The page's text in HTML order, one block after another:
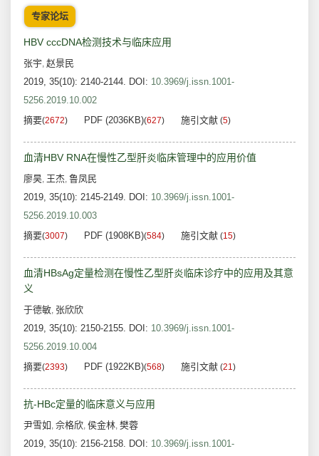
专家论坛
HBV cccDNA检测技术与临床应用
张宇, 赵景民
2019, 35(10): 2140-2144. DOI: 10.3969/j.issn.1001-
5256.2019.10.002
摘要(2672) PDF (2036KB)(627) 施引文献 (5)
血清HBV RNA在慢性乙型肝炎临床管理中的应用价值
廖昊, 王杰, 鲁凤民
2019, 35(10): 2145-2149. DOI: 10.3969/j.issn.1001-
5256.2019.10.003
摘要(3007) PDF (1908KB)(584) 施引文献 (15)
血清HBsAg定量检测在慢性乙型肝炎临床诊疗中的应用及其意
义
于德敏, 张欣欣
2019, 35(10): 2150-2155. DOI: 10.3969/j.issn.1001-
5256.2019.10.004
摘要(2393) PDF (1922KB)(568) 施引文献 (21)
抗-HBc定量的临床意义与应用
尹雪如 , 佘格欣, 侯金林, 樊蓉
2019, 35(10): 2156-2158. DOI: 10.3969/j.issn.1001-